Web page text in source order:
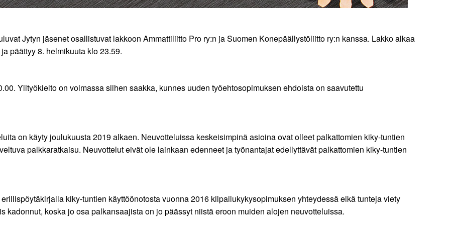
Jytyn jäsenet osallistuvat lakkoon Ammattiliitto Pro ry:n ja Suomen Konepäällystöliitto ry:n kanssa. Lakko alkaa
päättyy 8. helmikuuta klo 23.59.
Ylityökielto on voimassa siihen saakka, kunnes uuden työehtosopimuksen ehdoista on saavutettu
on käyty joulukuusta 2019 alkaen. Neuvotteluissa keskeisimpinä asioina ovat olleet palkattomien kiky-tuntien
palkkaratkaisu. Neuvottelut eivät ole lainkaan edenneet ja työnantajat edellyttävät palkattomien kiky-tuntien
kiky-tuntien käyttöönotosta vuonna 2016 kilpailukykysopimuksen yhteydessä eikä tunteja viety
kadonnut, koska jo osa palkansaajista on jo päässyt niistä eroon muiden alojen neuvotteluissa.